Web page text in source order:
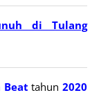
di Tulang
Beat tahun2020